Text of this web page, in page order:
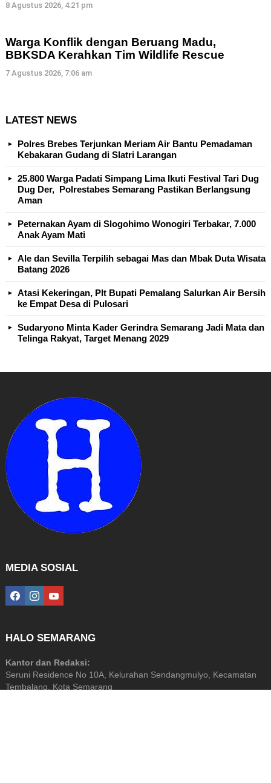
8 Agustus 2026, 4:21 pm
Warga Konflik dengan Beruang Madu,
BBKSDA Kerahkan Tim Wildlife Rescue
7 Agustus 2026, 7:06 am
LATEST NEWS
Polres Brebes Terjunkan Meriam Air Bantu Pemadaman
Kebakaran Gudang di Slatri Larangan
25.800 Warga Padati Simpang Lima Ikuti Festival Tari Dug
Dug Der, Polrestabes Semarang Pastikan Berlangsung
Aman
Peternakan Ayam di Slogohimo Wonogiri Terbakar, 7.000
Anak Ayam Mati
Ale dan Sevilla Terpilih sebagai Mas dan Mbak Duta Wisata
Batang 2026
Atasi Kekeringan, Plt Bupati Pemalang Salurkan Air Bersih
ke Empat Desa di Pulosari
Sudaryono Minta Kader Gerindra Semarang Jadi Mata dan
Telinga Rakyat, Target Menang 2029
MEDIA SOSIAL
facebookinstagramyoutube
HALO SEMARANG
Kantor dan Redaksi:
Seruni Residence No 10A, Kelurahan Sendangmulyo, Kecamatan
Tembalang, Kota Semarang